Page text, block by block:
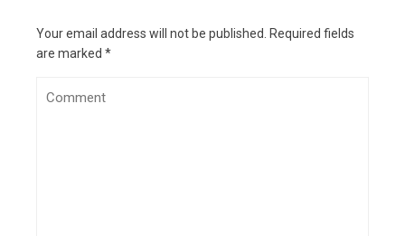
Your email address will not be published. Required fields
are marked *